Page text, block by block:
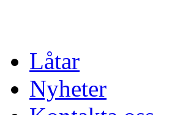
Låtar
Nyheter